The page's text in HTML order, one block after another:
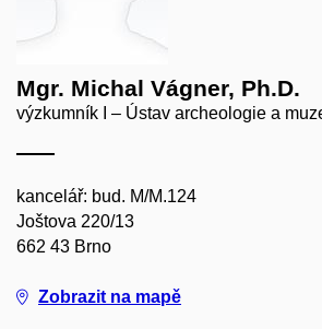
Mgr. Michal Vágner, Ph.D.
výzkumník I – Ústav archeologie a
kancelář: bud. M/M.124
Joštova 220/13
662 43 Brno
Zobrazit na mapě